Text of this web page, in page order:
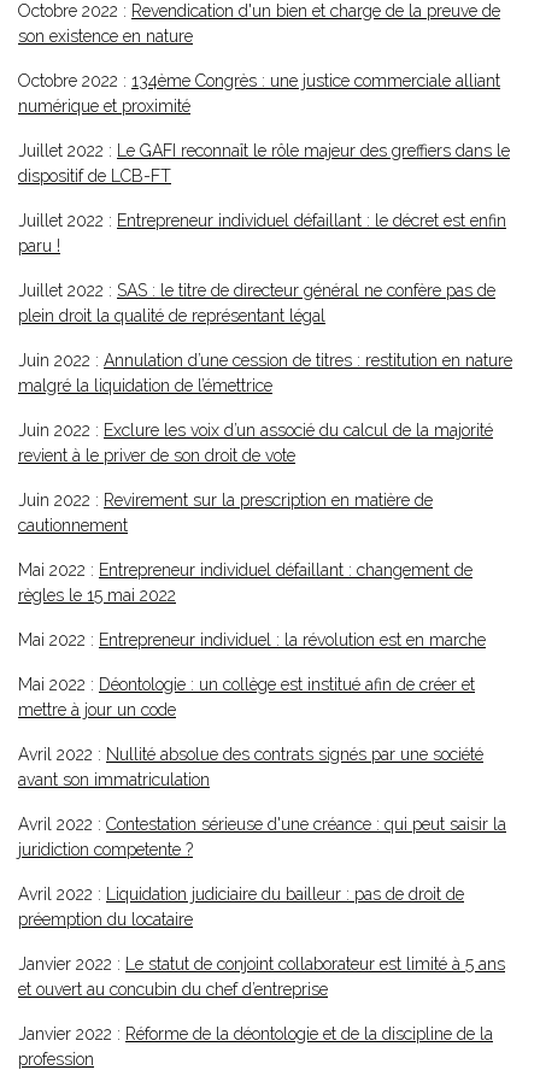
Octobre 2022 : Revendication d'un bien et charge de la preuve de
son existence en nature
Octobre 2022 : 134ème Congrès : une justice commerciale alliant
numérique et proximité
Juillet 2022 :
Le GAFI reconnaît le rôle majeur des greffiers dans le
dispositif de LCB-FT
Juillet 2022 : Entrepreneur individuel défaillant : le décret est enfin
paru !
Juillet 2022 : SAS : le titre de directeur général ne confère pas de
plein droit la qualité de représentant légal
Juin 2022 : Annulation d’une cession de titres : restitution en nature
malgré la liquidation de l’émettrice
Juin 2022 : Exclure les voix d’un associé du calcul de la majorité
revient à le priver de son droit de vote
Juin 2022 : Revirement sur la prescription en matière de
cautionnement
Mai 2022 : Entrepreneur individuel défaillant : changement de
règles le 15 mai 2022
Mai 2022 : Entrepreneur individuel : la révolution est en marche
Mai 2022 : Déontologie : un collège est institué afin de créer et
mettre à jour un code
Avril 2022 : Nullité absolue des contrats signés par une société
avant son immatriculation
Avril 2022 : Contestation sérieuse d'une créance : qui peut saisir la
juridiction competente ?
Avril 2022 :
Liquidation judiciaire du bailleur : pas de droit de
préemption du locataire
Janvier 2022 :
Le statut de conjoint collaborateur est limité à 5 ans
et ouvert au concubin du chef d’entreprise
Janvier 2022 : Réforme de la déontologie et de la discipline de la
profession